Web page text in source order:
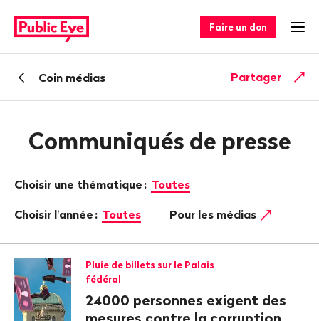
sur
publiceye.ch
rapide
Faire un don
RetourCoin médias Partager
Communiqués de presse
Choisir une thématique : Toutes
Choisir l'année : Toutes Pour les médias
Pluie de billets sur le Palais
fédéral
24000 personnes exigent des